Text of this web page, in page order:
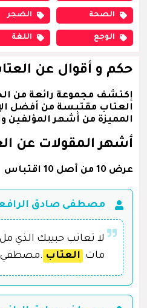
الصحة الضجر
الوجع اللغة
حكم و أقوال عن
إكتشف مجموعة رائعة من
العتاب مقتبسة من أفضل
المميزة من أشهر المؤلفين
أشهر المقولات عن
عرض 10 من أصل 10 اقتباس
مصطفى صادق
لا تعاتب حبيبك الذي
مات العتاب .مصطفي